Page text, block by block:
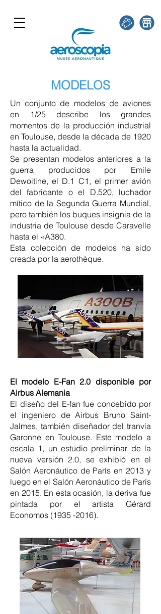
MODELOS
Un conjunto de modelos de aviones
en 1/25 describe los grandes
momentos de la producción industrial
en Toulouse, desde la década de 1920
hasta la actualidad.
Se presentan modelos anteriores a la
guerra producidos por Emile
Dewoitine, el D.1 C1, el primer avión
del fabricante o el D.520, luchador
mítico de la Segunda Guerra Mundial,
pero también los buques insignia de la
industria de Toulouse desde Caravelle
hasta el «A380.
Esta colección de modelos ha sido
creada por la aerothèque.
El modelo E-Fan 2.0 disponible por
Airbus Alemania
El diseño del E-fan fue concebido por
el ingeniero de Airbus Bruno Saint-
Jalmes, también diseñador del tranvía
Garonne en Toulouse. Este modelo a
escala 1, un estudio preliminar de la
nueva versión 2.0, se exhibió en el
Salón Aeronáutico de París en 2013 y
luego en el Salón Aeronáutico de París
en 2015. En esta ocasión, la deriva fue
pintada por el artista Gérard
Economos (1935 -2016).